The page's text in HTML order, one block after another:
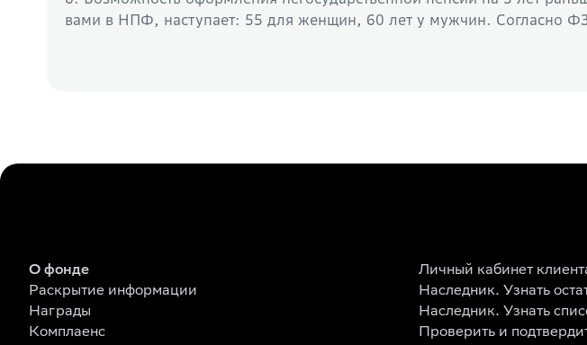
вами в НПФ, наступает: 55 для женщин, 60 лет у мужчин. Согласно
О фонде
Раскрытие информации
Награды
Комплаенс
Личный кабинет
Наследник. Узнать
Наследник. Узнать
Проверить и